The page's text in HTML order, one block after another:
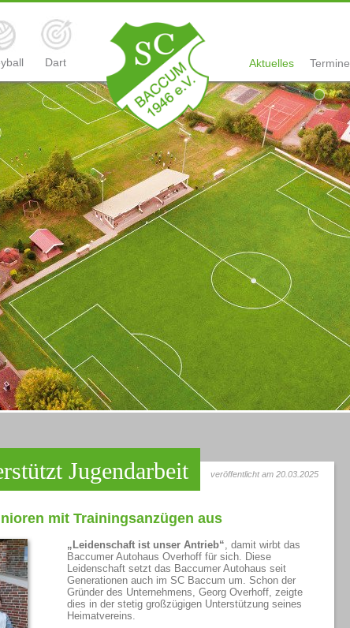
Dart Aktuelles Termine
veröffentlicht am 20.03.2025
Jugendarbeit
mit Trainingsanzügen aus
„Leidenschaft ist unser Antrieb“ , damit wirbt das
Baccumer Autohaus Overhoff für sich. Diese
Leidenschaft setzt das Baccumer Autohaus seit
Generationen auch im SC Baccum um. Schon der
Gründer des Unternehmens, Georg Overhoff, zeigte
dies in der stetig großzügigen Unterstützung seines
Heimatvereins.